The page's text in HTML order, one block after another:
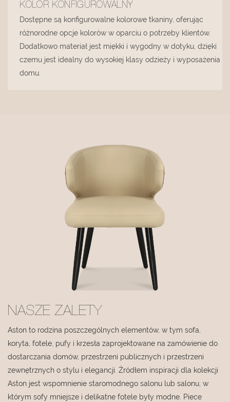
KOLOR KONFIGUROWALNY
Dostępne są konfigurowalne kolorowe tkaniny, oferując
różnorodne opcje kolorów w oparciu o potrzeby klientów.
Dodatkowo materiał jest miękki i wygodny w dotyku, dzięki
czemu jest idealny do wysokiej klasy odzieży i wyposażenia
domu.
NASZE ZALETY
Aston to rodzina poszczególnych elementów, w tym sofa,
koryta, fotele, pufy i krzesła zaprojektowane na zamówienie do
dostarczania domów, przestrzeni publicznych i przestrzeni
zewnętrznych o stylu i elegancji. Źródłem inspiracji dla kolekcji
Aston jest wspomnienie staromodnego salonu lub salonu, w
którym sofy mniejsze i delikatne fotele były modne. Piece